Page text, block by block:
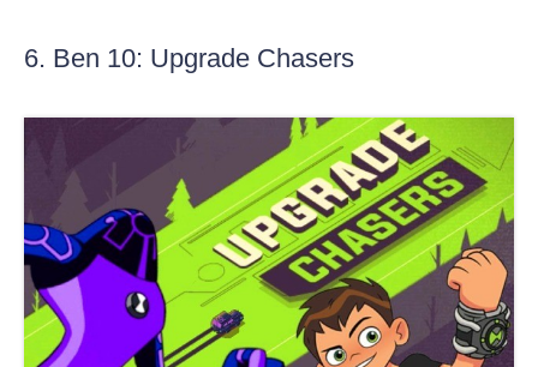
6. Ben 10: Upgrade Chasers